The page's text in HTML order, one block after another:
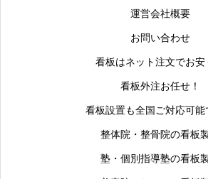
運営会社概要
お問い合わせ
看板はネット注文でお安
看板外注お任せ！
看板設置も全国ご対応可能
整体院・整骨院の看板
塾・個別指導塾の看板